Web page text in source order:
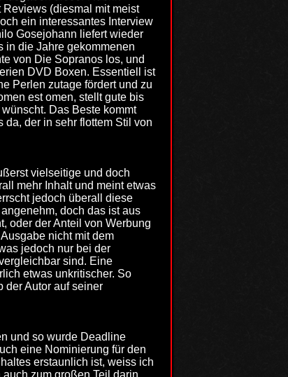
Reviews (diesmal mit meist
ein interessantes Interview
Gosejohann liefert wieder
in die Jahre gekommenen
von Die Sopranos los, und
DVD Boxen. Essentiell ist
Perlen zutage fördert und zu
est omen, stellt gute bis
Das Beste kommt
da, der in sehr flottem Stil von
vielseitige und doch
mehr Inhalt und meint etwas
jedoch überall diese
doch das ist aus
oder der Anteil von Werbung
nicht mit dem
jedoch nur bei der
sind. Eine
etwas unkritischer. So
der Autor auf seiner
und so wurde Deadline
eine Nominierung für den
erstaunlich ist, weiss ich
zum großen Teil darin